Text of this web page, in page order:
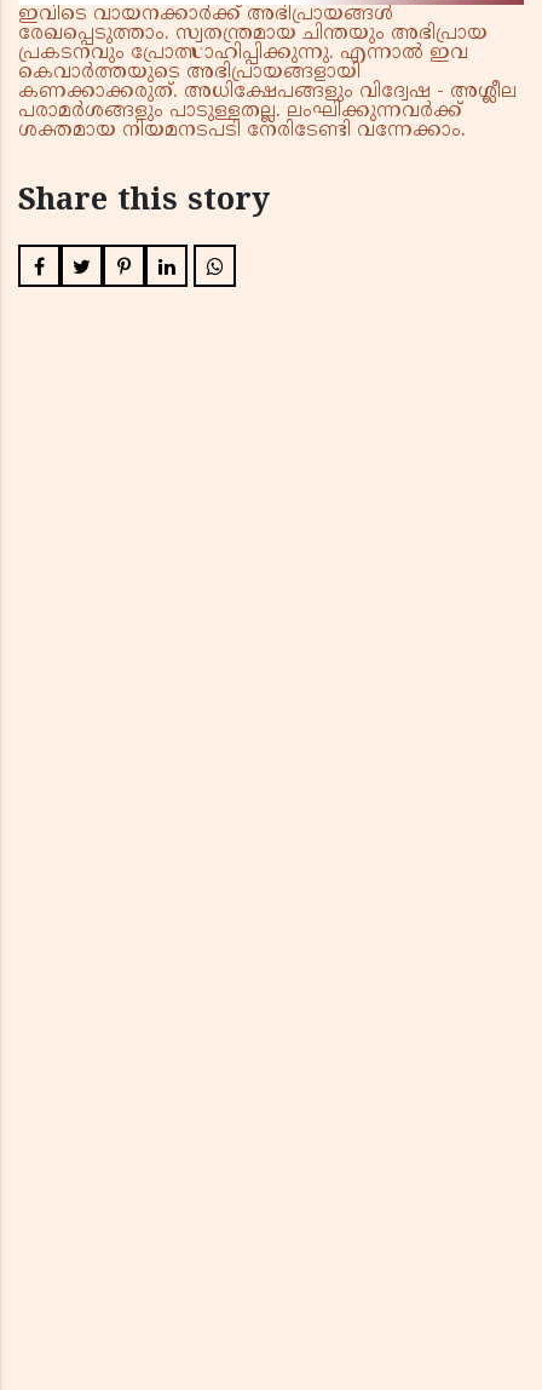
ഇവിടെ വായനക്കാർക്ക് അഭിപ്രായങ്ങൾ
രേഖപ്പെടുത്താം. സ്വതന്ത്രമായ ചിന്തയും അഭിപ്രായ
പ്രകടനവും പ്രോത്സാഹിപ്പിക്കുന്നു. എന്നാൽ ഇവ
കെവാർത്തയുടെ അഭിപ്രായങ്ങളായി
കണക്കാക്കരുത്. അധിക്ഷേപങ്ങളും വിദ്വേഷ - അശ്ലീല
പരാമർശങ്ങളും പാടുള്ളതല്ല. ലംഘിക്കുന്നവർക്ക്
ശക്തമായ നിയമനടപടി നേരിടേണ്ടി വന്നേക്കാം.
Share this story